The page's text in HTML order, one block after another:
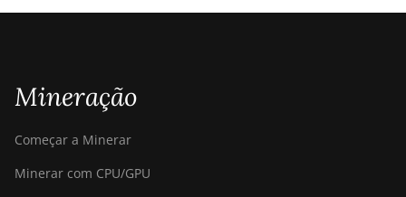
Mineração
Começar a Minerar
Minerar com CPU/GPU